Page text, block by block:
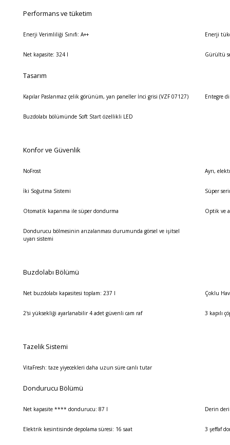
Performans ve tüketim
Enerji Verimliliği Sınıfı: A++ Enerji
Net kapasite: 324 l Gürültü
Tasarım
Kapılar Paslanmaz çelik görünüm, yan paneller İnci grisi (VZF 07127) Entegre
Buzdolabı bölümünde Soft Start özellikli LED
Konfor ve Güvenlik
NoFrost Ayrı,
İki Soğutma Sistemi Süper
Otomatik kapanma ile süper dondurma Optik ve
Dondurucu bölmesinin arızalanması durumunda görsel ve işitsel
uyarı sistemi
Buzdolabı Bölümü
Net buzdolabı kapasitesi toplam: 237 l Çoklu
2'si yüksekliği ayarlanabilir 4 adet güvenli cam raf 3 kapılı
Tazelik Sistemi
VitaFresh: taze yiyecekleri daha uzun süre canlı tutar
Dondurucu Bölümü
Net kapasite **** dondurucu: 87 l Derin
Elektrik kesintisinde depolama süresi: 16 saat 3 şeffaf